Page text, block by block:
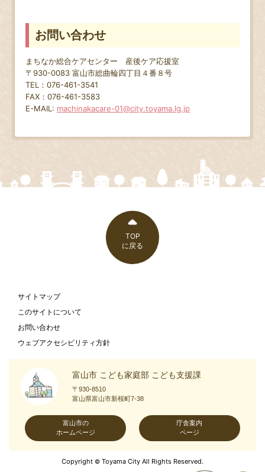
お問い合わせ
まちなか総合ケアセンター 産後ケア応援室
〒930-0083 富山市総曲輪四丁目４番８号
TEL：076-461-3541
FAX：076-461-3583
E-MAIL: machinakacare-01@city.toyama.lg.jp
TOP
に戻る
サイトマップ
このサイトについて
お問い合わせ
ウェブアクセシビリティ方針
富山市 こども家庭部 こども支援課
〒930-8510
富山県富山市新桜町7-38
富山市の
ホームページ
庁舎案内
ページ
Copyright © Toyama City All Rights Reserved.